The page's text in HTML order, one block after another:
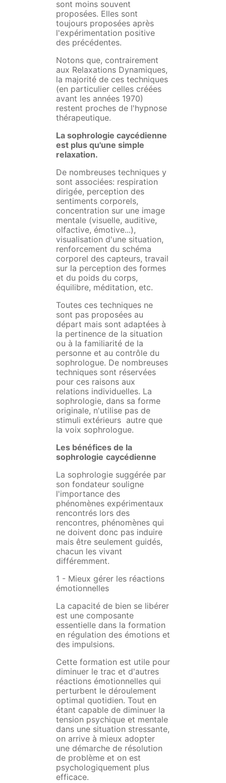
sont moins souvent
proposées. Elles sont
toujours proposées après
l'expérimentation positive
des précédentes.
Notons que, contrairement
aux Relaxations Dynamiques,
la majorité de ces techniques
(en particulier celles créées
avant les années 1970)
restent proches de l'hypnose
thérapeutique.
La sophrologie caycédienne
est plus qu'une simple
relaxation.
De nombreuses techniques y
sont associées: respiration
dirigée, perception des
sentiments corporels,
concentration sur une image
mentale (visuelle, auditive,
olfactive, émotive...),
visualisation d'une situation,
renforcement du schéma
corporel des capteurs, travail
sur la perception des formes
et du poids du corps,
équilibre, méditation, etc.
Toutes ces techniques ne
sont pas proposées au
départ mais sont adaptées à
la pertinence de la situation
ou à la familiarité de la
personne et au contrôle du
sophrologue. De nombreuses
techniques sont réservées
pour ces raisons aux
relations individuelles. La
sophrologie, dans sa forme
originale, n'utilise pas de
stimuli extérieurs autre que
la voix sophrologue.
Les bénéfices de la
sophrologie caycédienne
La sophrologie suggérée par
son fondateur souligne
l'importance des
phénomènes expérimentaux
rencontrés lors des
rencontres, phénomènes qui
ne doivent donc pas induire
mais être seulement guidés,
chacun les vivant
différemment.
1 - Mieux gérer les réactions
émotionnelles
La capacité de bien se libérer
est une composante
essentielle dans la formation
en régulation des émotions et
des impulsions.
Cette formation est utile pour
diminuer le trac et d'autres
réactions émotionnelles qui
perturbent le déroulement
optimal quotidien. Tout en
étant capable de diminuer la
tension psychique et mentale
dans une situation stressante,
on arrive à mieux adopter
une démarche de résolution
de problème et on est
psychologiquement plus
efficace.